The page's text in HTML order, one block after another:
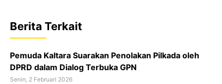
b
o
o
k
s
A
p
p
a
d
s
Berita Terkait
Pemuda Kaltara Suarakan Penolakan Pilkada oleh
DPRD dalam Dialog Terbuka GPN
Senin, 2 Februari 2026